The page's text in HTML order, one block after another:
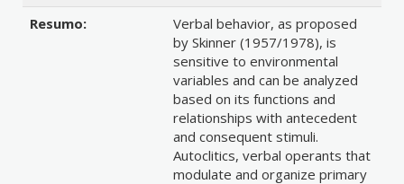
Resumo:
Verbal behavior, as proposed
by Skinner (1957/1978), is
sensitive to environmental
variables and can be analyzed
based on its functions and
relationships with antecedent
and consequent stimuli.
Autoclitics, verbal operants that
modulate and organize primary